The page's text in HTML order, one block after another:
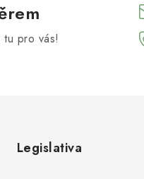
pro vás!
Legislativa